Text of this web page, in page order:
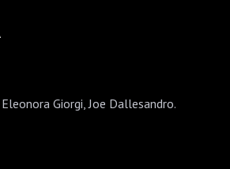
Giorgi, Joe Dallesandro.